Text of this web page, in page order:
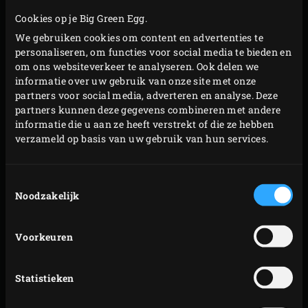
Cookies op je Big Green Egg.
We gebruiken cookies om content en advertenties te
personaliseren, om functies voor social media te bieden en
om ons websiteverkeer te analyseren. Ook delen we
informatie over uw gebruik van onze site met onze
partners voor social media, adverteren en analyse. Deze
partners kunnen deze gegevens combineren met andere
informatie die u aan ze heeft verstrekt of die ze hebben
verzameld op basis van uw gebruik van hun services.
Noodzakelijk
Voorkeuren
Statistieken
ganzenvet in de ronde
op het rooster, sluit de deksel van de EGG en smelt
het ganzenvet.
Haal intussen de eendenbouten uit het zout. Spoel
ze af, dep ze droog en voeg ze voorzichtig aan het
gesmolten ganzenvet toe. Laat de eendenbouten ca.
3 uur konfijten tot ze zacht zijn.
EGG naar 200 °C. Was intussen voor de pommes de
stukken. Breng de aardappels met de knoflook, de
tijm en de rozemarijn in een pan met lichtgezouten
water aan de kook en kook ze in ca. 20 minuten